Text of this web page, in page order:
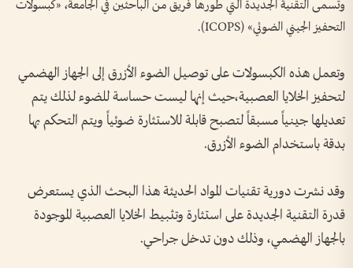
وتسمى التقنية الجديدة التي طورها فريق من الباحثين في الجامعة، «كبسولات
التحفيز الجيني الضوئي» (ICOPS).
وتعمل هذه الكبسولات على توصيل الضوء الأزرق إلى الجهاز الهضمي
لتحفيز الخلايا العصبية،حيث إنها ليست حساسة للضوء لذلك يتم
تعديلها جينياً مسبقاً لتصبح قابلة للاستثارة ضوئياً ويتم التحكم بها
بدقة باستخدام الضوء الأزرق.
وقد نشرت دورية تقنيات المواد الحديثة هذا البحث الذي يستعرض
قدرة التقنية الجديدة على استثارة وتثبيط الخلايا العصبية الموجودة
بالجهاز الهضمي، وذلك دون تدخل جراحي.